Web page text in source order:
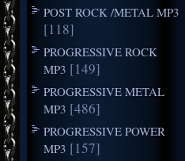
POST ROCK /METAL MP3
[118]
PROGRESSIVE ROCK
MP3 [149]
PROGRESSIVE METAL
MP3 [486]
PROGRESSIVE POWER
MP3 [157]